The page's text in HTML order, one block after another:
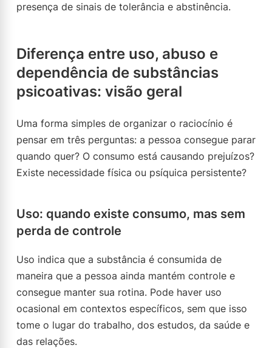
presença de sinais de tolerância e abstinência.
Diferença entre uso, abuso e
dependência de substâncias
psicoativas: visão geral
Uma forma simples de organizar o raciocínio é
pensar em três perguntas: a pessoa consegue parar
quando quer? O consumo está causando prejuízos?
Existe necessidade física ou psíquica persistente?
Uso: quando existe consumo, mas sem
perda de controle
Uso indica que a substância é consumida de
maneira que a pessoa ainda mantém controle e
consegue manter sua rotina. Pode haver uso
ocasional em contextos específicos, sem que isso
tome o lugar do trabalho, dos estudos, da saúde e
das relações.